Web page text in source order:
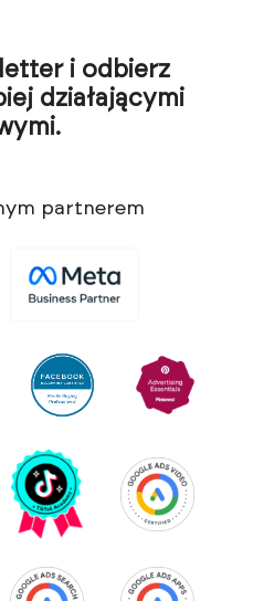
i odbierz
działającymi
partnerem